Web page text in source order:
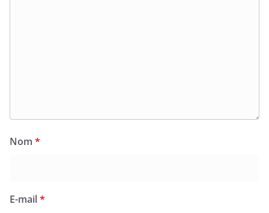
Nom *
E-mail*